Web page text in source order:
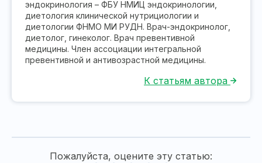
эндокринология – ФБУ НМИЦ эндокринологии,
диетология клинической нутрициологии и
диетологии ФНМО МИ РУДН. Врач-эндокринолог,
диетолог, гинеколог. Врач превентивной
медицины. Член ассоциации интегральной
превентивной и антивозрастной медицины.
К статьям автора
Пожалуйста, оцените эту статью: